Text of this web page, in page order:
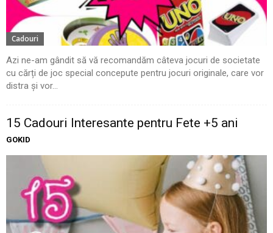
Cadouri
Azi ne-am gândit să vă recomandăm câteva jocuri de societate
cu cărți de joc special concepute pentru jocuri originale, care vor
distra și vor...
15 Cadouri Interesante pentru Fete +5 ani
GOKID